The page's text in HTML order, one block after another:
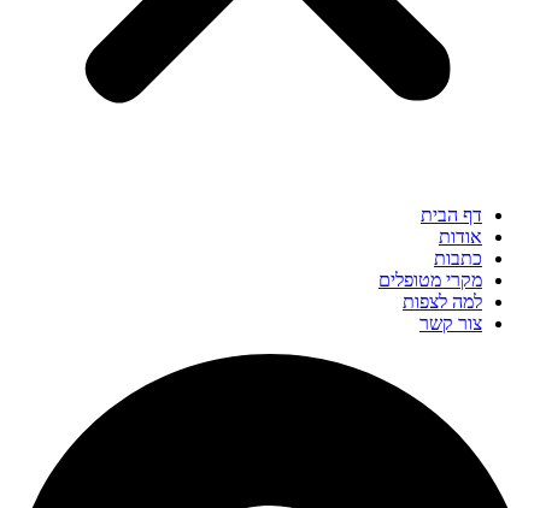
דף הבית
אודות
כתבות
מקרי מטופלים
למה לצפות
צור קשר